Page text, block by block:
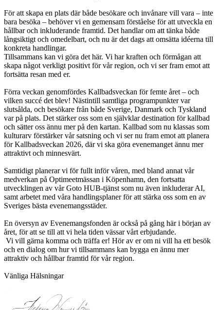
För att skapa en plats där både besökare och invånare vill vara – inte
bara besöka – behöver vi en gemensam förståelse för att utveckla en
hållbar och inkluderande framtid. Det handlar om att tänka både
långsiktigt och omedelbart, och nu är det dags att omsätta idéerna till
konkreta handlingar.
Tillsammans kan vi göra det här. Vi har kraften och förmågan att
skapa något verkligt positivt för vår region, och vi ser fram emot att
fortsätta resan med er.
Förra veckan genomfördes Kallbadsveckan för femte året – och
vilken succé det blev! Nästintill samtliga programpunkter var
slutsålda, och besökare från både Sverige, Danmark och Tyskland
var på plats. Det stärker oss som en självklar destination för kallbad
och sätter oss ännu mer på den kartan. Kallbad som nu klassas som
kulturarv förstärker vår satsning och vi ser nu fram emot att planera
för Kallbadsveckan 2026, där vi ska göra evenemanget ännu mer
attraktivt och minnesvärt.
Samtidigt planerar vi för fullt inför våren, med bland annat vår
medverkan på Optimeetmässan i Köpenhamn, den fortsatta
utvecklingen av vår Goto HUB-tjänst som nu även inkluderar AI,
samt arbetet med våra handlingsplaner för att stärka oss som en av
Sveriges bästa evenemangsstäder.
En översyn av Evenemangsfonden är också på gång här i början av
året, för att se till att vi hela tiden vässar vårt erbjudande.
Vi vill gärna komma och träffa er! Hör av er om ni vill ha ett besök
och en dialog om hur vi tillsammans kan bygga en ännu mer
attraktiv och hållbar framtid för vår region.
Vänliga Hälsningar